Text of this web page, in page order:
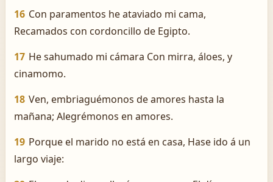
16 Con paramentos he ataviado mi cama,
Recamados con cordoncillo de Egipto.
17 He sahumado mi cámara Con mirra, áloes, y
cinamomo.
18 Ven, embriaguémonos de amores hasta la
mañana; Alegrémonos en amores.
19 Porque el marido no está en casa, Hase ido á un
largo viaje: